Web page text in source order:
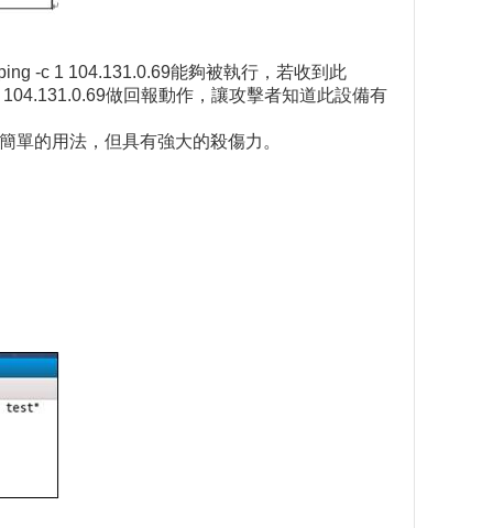
-c 1 104.131.0.69能夠被執行，若收到此
做回報動作，讓攻擊者知道此設備有
單的用法，但具有強大的殺傷力。